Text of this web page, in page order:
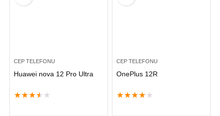
CEP TELEFONU
Huawei nova 12 Pro Ultra
★★★★ ★
CEP TELEFONU
OnePlus 12R
★★★★ ★